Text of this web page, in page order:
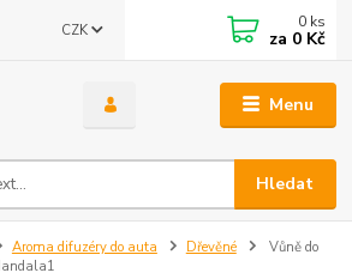
Menu
CZK
Hledat
0 ks
za 0 Kč
Aroma difuzéry do auta Dřevěné
Vůně do